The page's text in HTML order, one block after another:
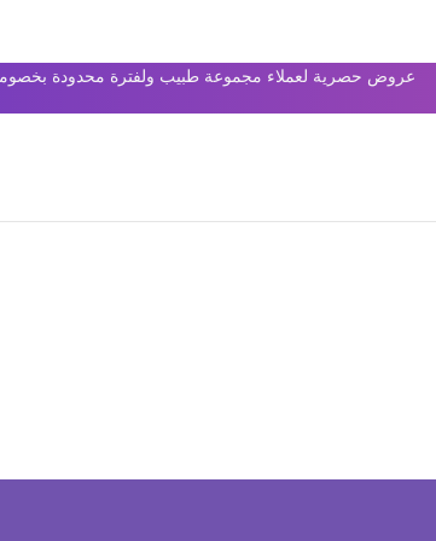
عروض حصرية لعملاء مجموعة طبيب ولفترة محدودة بخصومات